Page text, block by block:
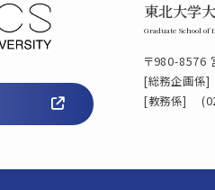
東北大学
Graduate School
〒980-8576
[総務企画係]
[教務係]